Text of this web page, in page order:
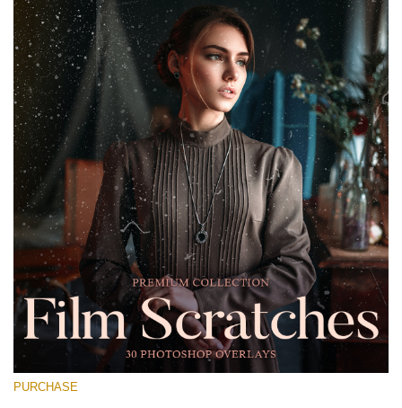
(347 Overlays)
Large 6000*4000px
Entire Collection
(1783 Overlays)
Large 6000*4000px
Download Gratuito
PURCHASE